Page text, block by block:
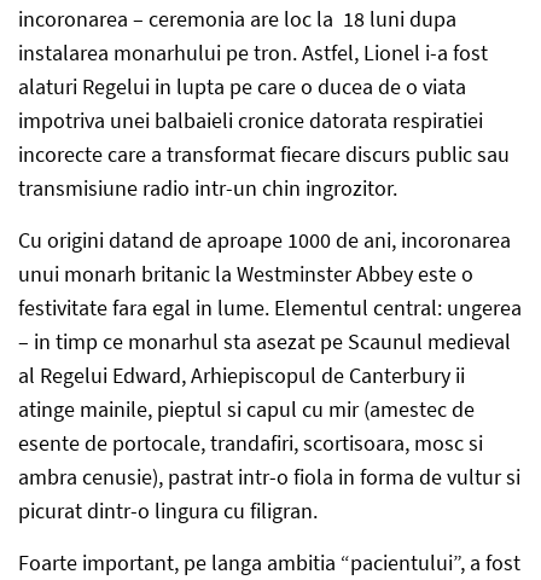
incoronarea – ceremonia are loc la 18 luni dupa
instalarea monarhului pe tron. Astfel, Lionel i-a fost
alaturi Regelui in lupta pe care o ducea de o viata
impotriva unei balbaieli cronice datorata respiratiei
incorecte care a transformat fiecare discurs public sau
transmisiune radio intr-un chin ingrozitor.
Cu origini datand de aproape 1000 de ani, incoronarea
unui monarh britanic la Westminster Abbey este o
festivitate fara egal in lume. Elementul central: ungerea
– in timp ce monarhul sta asezat pe Scaunul medieval
al Regelui Edward, Arhiepiscopul de Canterbury ii
atinge mainile, pieptul si capul cu mir (amestec de
esente de portocale, trandafiri, scortisoara, mosc si
ambra cenusie), pastrat intr-o fiola in forma de vultur si
picurat dintr-o lingura cu filigran.
Foarte important, pe langa ambitia “pacientului”, a fost